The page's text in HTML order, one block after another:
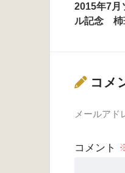
2015年7月
ル記念 杮
コメ
メールアド
コメント